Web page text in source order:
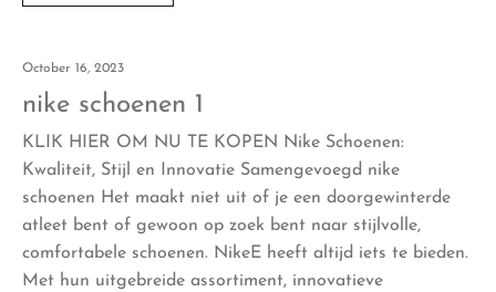
October 16, 2023
nike schoenen 1
KLIK HIER OM NU TE KOPEN Nike Schoenen:
Kwaliteit, Stijl en Innovatie Samengevoegd nike
schoenen Het maakt niet uit of je een doorgewinterde
atleet bent of gewoon op zoek bent naar stijlvolle,
comfortabele schoenen. NikeE heeft altijd iets te bieden.
Met hun uitgebreide assortiment, innovatieve